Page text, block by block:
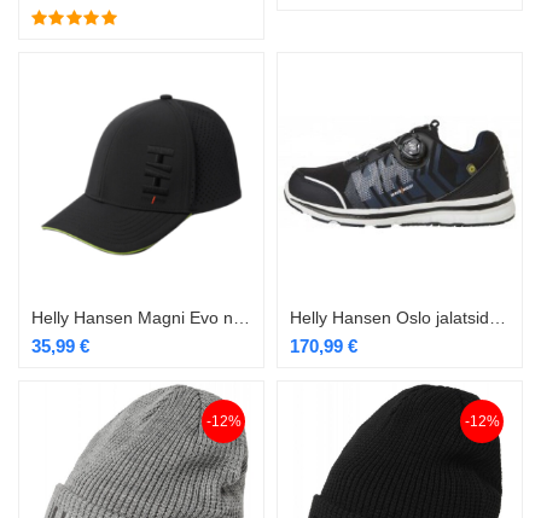
35,99 € 170,99 €
-12% -12%